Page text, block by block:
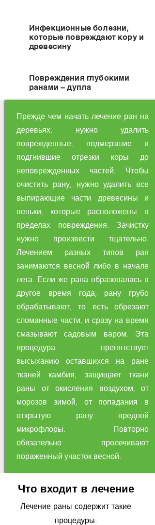
Инфекционные болезни,
которые повреждают кору и
древесину
Повреждения глубокими
ранами – дупла
Прежде чем начать лечение ран на
деревьях, нужно удалить
поврежденные, подмерзшие и
подгнившие отрезки коры до
неповрежденных частей. Чтобы
очистить рану, нужно удалить все
выпирающие части древесины и
пеньки, которые расположены в
пределах повреждения. Зачистку
нужно произвести тщательно.
Лечением разных типов ран
занимаются весной либо в начале
лета. Если же рана образовалась в
другое время года, рану грубо
обрабатывают, то есть обрезают
сломанные части, и сразу на время
смазывают садовым варом. Эта
процедура препятствует
высыханию оставшихся на ране
тканей камбия, защищает ткани
раны от окисления воздухом, от
морозов зимой, от попадания в
открытую рану вредной
микрофлоры. Повторно
обязательно пролечивают
пораженный участок весной.
Что входит в лечение
Лечение раны содержит такие
процедуры: